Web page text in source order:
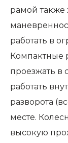
рамой также
работать в
Компактные
проезжать в
работать
разворота
месте.
высокую